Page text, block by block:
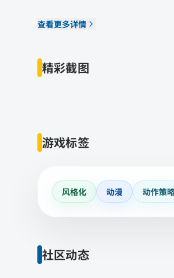
查看更多详情
精彩截图
游戏标签
风格化 动漫 动作策
社区动态